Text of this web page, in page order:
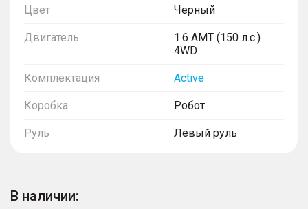
Цвет Черный
Двигатель
1.6 AMT (150 л.с.)
4WD
Комплектация Active
Коробка Робот
Руль Левый руль
В наличии: